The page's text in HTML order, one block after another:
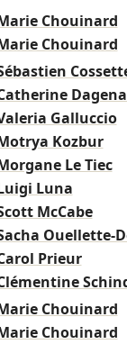
Chouinard
Chouinard
Galluccio
Kozbur
Le Tiec
Luna
McCabe
Ouellette-
Prieur
Chouinard
Chouinard